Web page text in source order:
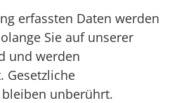
erfassten Daten werden
Sie auf unserer
und werden
Gesetzliche
unberührt.